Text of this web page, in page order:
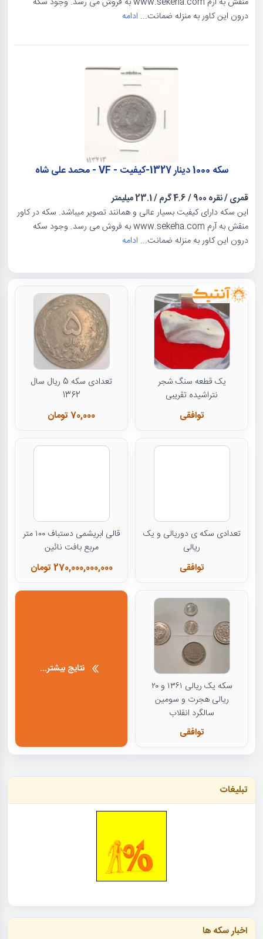
درون این کاور به منزله ضمانت... ادامه
سکه 1000 دینار 1327-کیفیت - VF - محمد علی شاه
قمری/نقره 900 /4.6 گرم /23.1 میلیمتر
این سکه دارای کیفیت بسیار عالی و همانند تصویر میباشد. سکه در کاور
منقش به آرم www.sekeha.com به فروش می رسد. وجود سکه
درون این کاور به منزله ضمانت... ادامه
یک قطعه سنگ شجر
نتراشیده تقریبی
توافقی
تعدادی سکه 5 ریال سال
1362
70,000 تومان
تعدادی سکه ی دوریالی و یک
ریالی
توافقی
قالی ابریشمی دستباف ۱۰۰ متر
مربع بافت نائین
270,000,000,000 تومان
سکه یک ریالی ۱۳۶۱ و ۲۰
ریالی هجرت و سومین
سالگرد انقلاب
توافقی
نتایج بیشتر...
تبلیغات
اخبار سکه ها